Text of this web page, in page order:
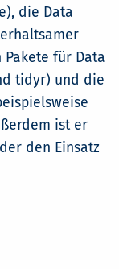
die Data
Pakete für Data
tidyr) und die
ist er
den Einsatz